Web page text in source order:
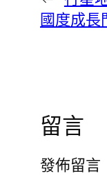
國度成長
留言
發佈留言